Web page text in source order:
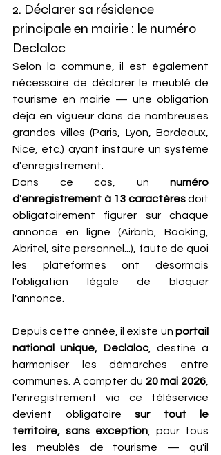
2. Déclarer sa résidence
principale en mairie : le numéro
Declaloc
Selon la commune, il est également
nécessaire de déclarer le meublé de
tourisme en mairie — une obligation
déjà en vigueur dans de nombreuses
grandes villes (Paris, Lyon, Bordeaux,
Nice, etc.) ayant instauré un système
d'enregistrement.
Dans ce cas, un numéro
d'enregistrement à 13 caractères doit
obligatoirement figurer sur chaque
annonce en ligne (Airbnb, Booking,
Abritel, site personnel...), faute de quoi
les plateformes ont désormais
l'obligation légale de bloquer
l'annonce.
Depuis cette année, il existe un portail
national unique, Declaloc, destiné à
harmoniser les démarches entre
communes. À compter du 20 mai 2026
l'enregistrement via ce téléservice
devient obligatoire sur tout le
territoire, sans exception , pour tous
les meublés de tourisme — qu'il